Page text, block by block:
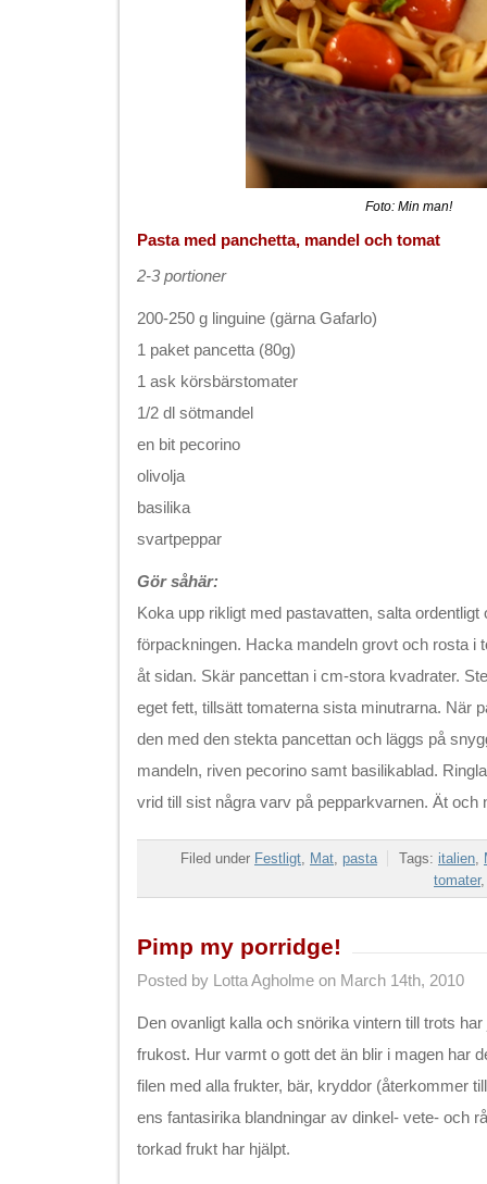
Foto: Min man!
Pasta med panchetta, mandel och tomat
2-3 portioner
200-250 g linguine (gärna Gafarlo)
1 paket pancetta (80g)
1 ask körsbärstomater
1/2 dl sötmandel
en bit pecorino
olivolja
basilika
svartpeppar
Gör såhär:
Koka upp rikligt med pastavatten, salta ordentligt
förpackningen. Hacka mandeln grovt och rosta i
åt sidan. Skär pancettan i cm-stora kvadrater.
eget fett, tillsätt tomaterna sista minutrarna. När
den med den stekta pancettan och läggs på
mandeln, riven pecorino samt basilikablad.
vrid till sist några varv på pepparkvarnen. Ät och
Filed under Festligt, Mat, pasta Tags: italien,
tomater
Pimp my porridge!
Posted by Lotta Agholme on March 14th, 2010
Den ovanligt kalla och snörika vintern till trots
frukost. Hur varmt o gott det än blir i magen har
filen med alla frukter, bär, kryddor (återkommer
ens fantasirika blandningar av dinkel- vete- och
torkad frukt har hjälpt.